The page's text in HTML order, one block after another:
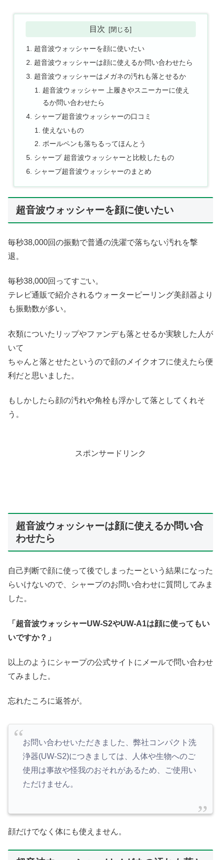
目次
超音波ウォッシャーを顔に使いたい
超音波ウォッシャーは顔に使えるか問い合わせたら
超音波ウォッシャーはメガネの汚れも落とせるか
超音波ウォッシャー 上履きやスニーカーに使え
るか問い合わせたら
シャープ超音波ウォッシャーの口コミ
使えないもの
ボールペンも落ちるってほんとう
シャープ 超音波ウォッシャーと比較したもの
シャープ超音波ウォッシャーのまとめ
超音波ウォッシャーを顔に使いたい
毎秒38,000回の振動で普通の洗濯で落ちない汚れを撃
退。
毎秒38,000回ってすごい。
テレビ通販で紹介されるウォーターピーリング美顔器より
も振動数が多い。
衣類についたリップやファンデも落とせるか実験した人が
いて
ちゃんと落とせたというので顔のメイクオフに使えたら便
利だと思いました。
もしかしたら顔の汚れや角栓も浮かして落としてくれそ
う。
スポンサードリンク
超音波ウォッシャーは顔に使えるか問い合
わせたら
自己判断で顔に使って後でしまったーという結果になった
らいけないので、シャープのお問い合わせに質問してみま
した。
「超音波ウォッシャーUW-S2やUW-A1は顔に使ってもい
いですか？」
以上のようにシャープの公式サイトにメールで問い合わせ
てみました。
忘れたころに返答が。
お問い合わせいただきました、弊社コンパクト洗
浄器(UW-S2)につきましては、人体や生物へのご
使用は事故や怪我のおそれがあるため、ご使用い
ただけません。
顔だけでなく体にも使えません。